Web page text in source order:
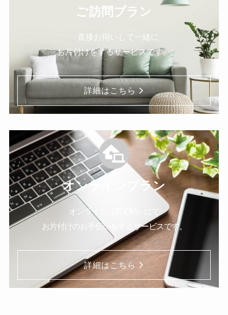
ご訪問プラン
直接お伺いして一緒に
お片付けをするサービスです。
詳細はこちら
オンラインプラン
オンライン（ZOOM）にて
お片付けのお手伝いをするサービスです。
詳細はこちら